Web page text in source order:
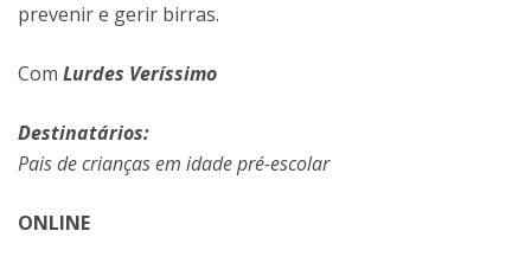
prevenir e gerir birras.
Com Lurdes Veríssimo
Destinatários:
Pais de crianças em idade pré-escolar
ONLINE